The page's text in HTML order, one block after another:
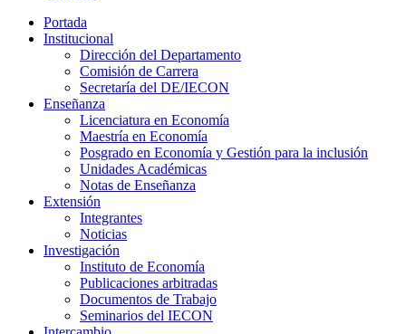
Portada
Institucional
Dirección del Departamento
Comisión de Carrera
Secretaría del DE/IECON
Enseñanza
Licenciatura en Economía
Maestría en Economía
Posgrado en Economía y Gestión para la inclusión
Unidades Académicas
Notas de Enseñanza
Extensión
Integrantes
Noticias
Investigación
Instituto de Economía
Publicaciones arbitradas
Documentos de Trabajo
Seminarios del IECON